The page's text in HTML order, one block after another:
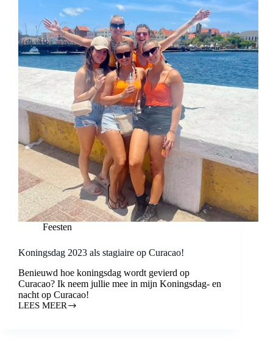
Feesten
Koningsdag 2023 als stagiaire op Curacao!
Benieuwd hoe koningsdag wordt gevierd op
Curacao? Ik neem jullie mee in mijn Koningsdag- en
nacht op Curacao!
LEES MEER
KONINGSDAG